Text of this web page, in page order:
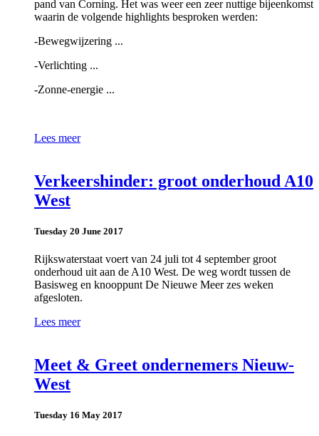
pand van Corning. Het was weer een zeer nuttige bijeenkomst
waarin de volgende highlights besproken werden:
-Bewegwijzering ...
-Verlichting ...
-Zonne-energie ...
Lees meer
Verkeershinder: groot onderhoud A10
West
Tuesday 20 June 2017
Rijkswaterstaat voert van 24 juli tot 4 september groot
onderhoud uit aan de A10 West. De weg wordt tussen de
Basisweg en knooppunt De Nieuwe Meer zes weken
afgesloten.
Lees meer
Meet & Greet ondernemers Nieuw-
West
Tuesday 16 May 2017